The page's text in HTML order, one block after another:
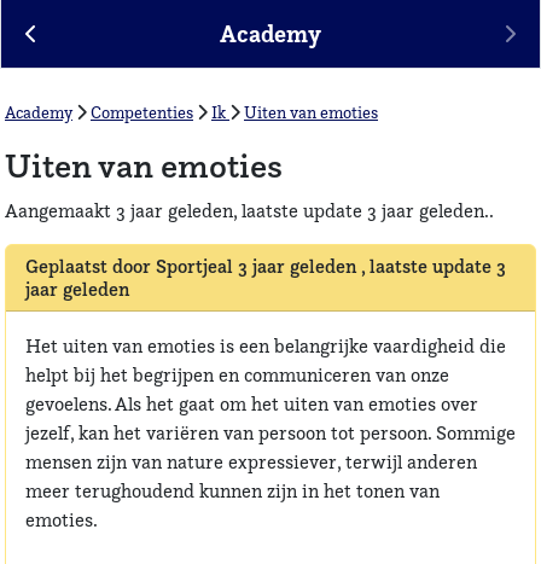
Academy
Academy Competenties Ik Uiten van emoties
Uiten van emoties
Aangemaakt 3 jaar geleden, laatste update 3 jaar geleden..
Geplaatst door Sportjeal 3 jaar geleden , laatste update 3
jaar geleden
Het uiten van emoties is een belangrijke vaardigheid die
helpt bij het begrijpen en communiceren van onze
gevoelens. Als het gaat om het uiten van emoties over
jezelf, kan het variëren van persoon tot persoon. Sommige
mensen zijn van nature expressiever, terwijl anderen
meer terughoudend kunnen zijn in het tonen van
emoties.